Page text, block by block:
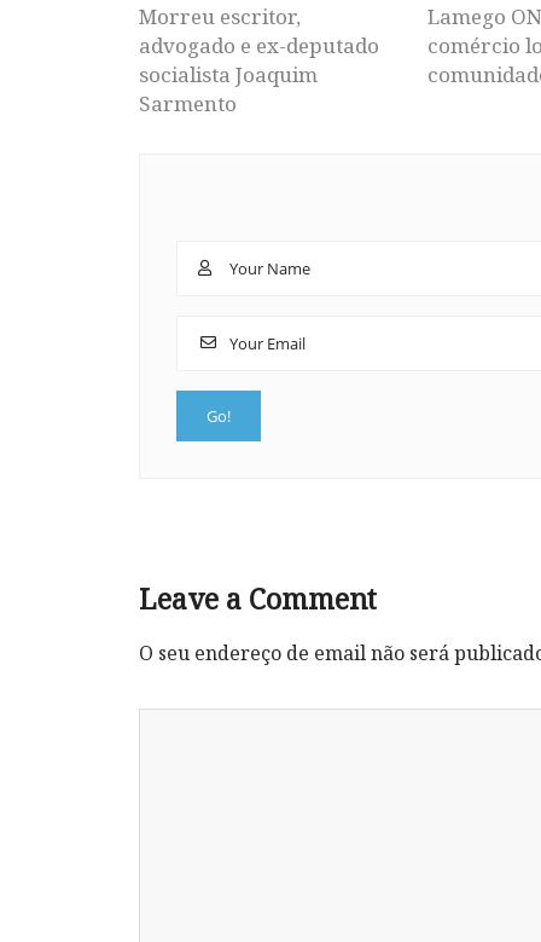
Morreu escritor,
advogado e ex-deputado
socialista Joaquim
Sarmento
Lamego
comércio
Leave a Comment
O seu endereço de email não será